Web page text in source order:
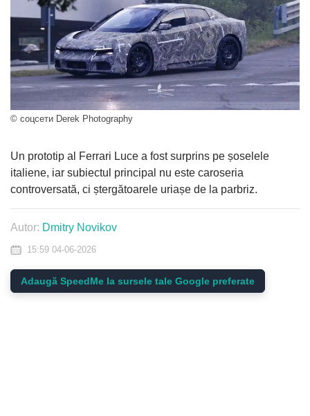
© соцсети Derek Photography
Un prototip al Ferrari Luce a fost surprins pe șoselele
italiene, iar subiectul principal nu este caroseria
controversată, ci ștergătoarele uriașe de la parbriz.
Autor: Dmitry Novikov
15:59 04-06-2026
Adaugă SpeedMe la sursele tale Google preferate